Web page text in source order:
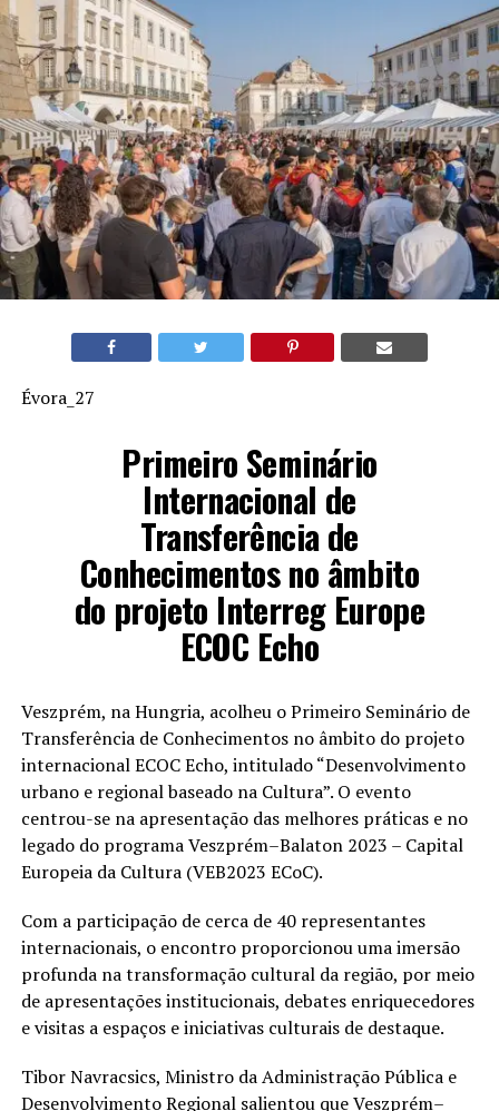
Évora_27
Primeiro Seminário
Internacional de
Transferência de
Conhecimentos no âmbito
do projeto Interreg Europe
ECOC Echo
Veszprém, na Hungria, acolheu o Primeiro Seminário de
Transferência de Conhecimentos no âmbito do projeto
internacional ECOC Echo, intitulado “Desenvolvimento
urbano e regional baseado na Cultura”. O evento
centrou-se na apresentação das melhores práticas e no
legado do programa Veszprém–Balaton 2023 – Capital
Europeia da Cultura (VEB2023 ECoC).
Com a participação de cerca de 40 representantes
internacionais, o encontro proporcionou uma imersão
profunda na transformação cultural da região, por meio
de apresentações institucionais, debates enriquecedores
e visitas a espaços e iniciativas culturais de destaque.
Tibor Navracsics, Ministro da Administração Pública e
Desenvolvimento Regional salientou que Veszprém–